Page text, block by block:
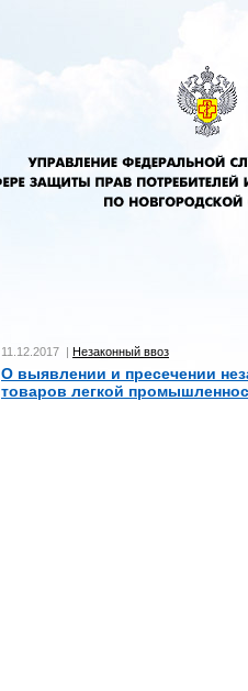
11.12.2017 | Незаконный ввоз
О выявлении и пресечении
товаров легкой